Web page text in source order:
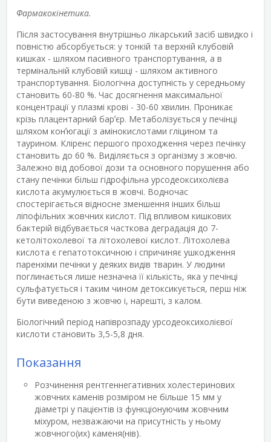
Фармакокінетика.
Після застосування внутрішньо лікарський засіб швидко і
повністю абсорбується: у тонкій та верхній клубовій
кишках - шляхом пасивного транспортування, а в
термінальній клубовій кишці - шляхом активного
транспортування. Біологічна доступність у середньому
становить 60-80 %. Час досягнення максимальної
концентрації у плазмі крові - 30-60 хвилин. Проникає
крізь плацентарний барʼєр. Метаболізується у печінці
шляхом конʼюгації з амінокислотами гліцином та
таурином. Кліренс першого проходження через печінку
становить до 60 %. Виділяється з організму з жовчю.
Залежно від добової дози та основного порушення або
стану печінки більш гідрофільна урсодеоксихолієва
кислота акумулюється в жовчі. Водночас
спостерігається відносне зменшення інших більш
ліпофільних жовчних кислот. Під впливом кишкових
бактерій відбувається часткова деградація до 7-
кетолітохолевої та літохолевої кислот. Літохолева
кислота є гепатотоксичною і спричиняє ушкодження
паренхіми печінки у деяких видів тварин. У людини
поглинається лише незначна її кількість, яка у печінці
сульфатується і таким чином детоксикується, перш ніж
бути виведеною з жовчю і, нарешті, з калом.
Біологічний період напіврозпаду урсодеоксихолієвої
кислоти становить 3,5-5,8 дня.
Показання
Розчинення рентгеннегативних холестеринових
жовчних каменів розміром не більше 15 мм у
діаметрі у пацієнтів із функціонуючим жовчним
міхуром, незважаючи на присутність у ньому
жовчного(их) каменя(нів).